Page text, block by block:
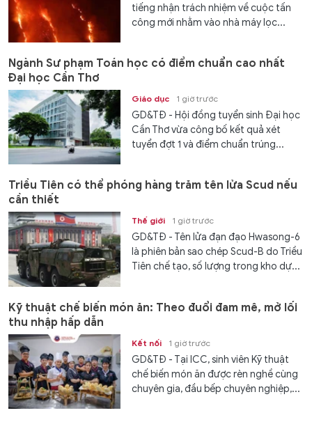
tiếng nhận trách nhiệm về cuộc tấn
công mới nhằm vào nhà máy lọc...
Ngành Sư phạm Toán học có điểm chuẩn cao nhất
Đại học Cần Thơ
Giáo dục 1 giờ trước
GD&TĐ - Hội đồng tuyển sinh Đại học
Cần Thơ vừa công bố kết quả xét
tuyển đợt 1 và điểm chuẩn trúng...
Triều Tiên có thể phóng hàng trăm tên lửa Scud nếu
cần thiết
Thế giới 1 giờ trước
GD&TĐ - Tên lửa đạn đạo Hwasong-6
là phiên bản sao chép Scud-B do Triều
Tiên chế tạo, số lượng trong kho dự...
Kỹ thuật chế biến món ăn: Theo đuổi đam mê, mở lối
thu nhập hấp dẫn
Kết nối 1 giờ trước
GD&TĐ - Tại ICC, sinh viên Kỹ thuật
chế biến món ăn được rèn nghề cùng
chuyên gia, đầu bếp chuyên nghiệp,...